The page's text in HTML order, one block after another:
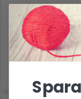
Antal